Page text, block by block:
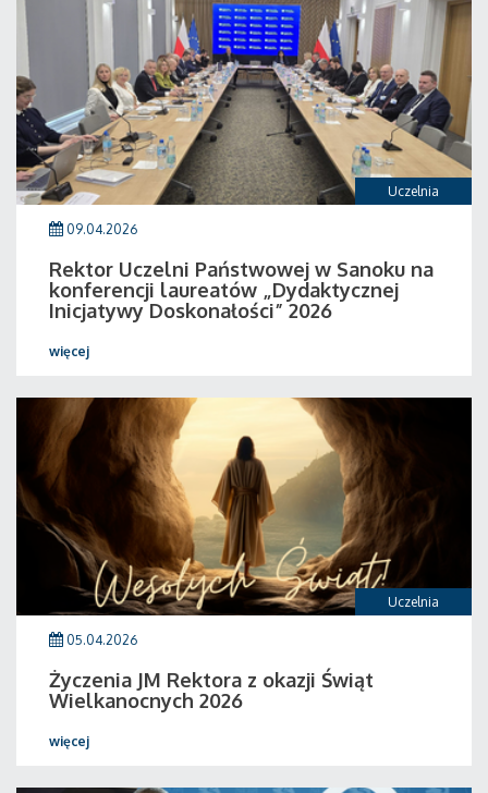
Uczelnia
09.04.2026
Rektor Uczelni Państwowej w Sanoku na
konferencji laureatów „Dydaktycznej
Inicjatywy Doskonałości” 2026
więcej
Uczelnia
05.04.2026
Życzenia JM Rektora z okazji Świąt
Wielkanocnych 2026
więcej